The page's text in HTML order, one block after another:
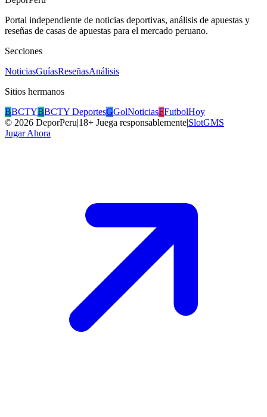
Portal independiente de noticias deportivas, análisis de apuestas y
reseñas de casas de apuestas para el mercado peruano.
Secciones
NoticiasGuíasReseñasAnálisis
Sitios hermanos
BBCTYBBCTY DeportesGGolNoticiasFFutbolHoy
© 2026 DeporPeru|18+ Juega responsablemente|SlotGMS
Jugar Ahora